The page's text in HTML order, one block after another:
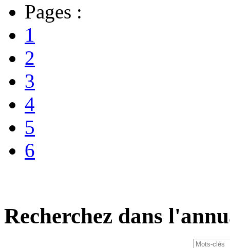
Pages :
1
2
3
4
5
6
Recherchez dans